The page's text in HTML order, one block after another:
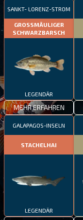
SANKT- LORENZ-STROM
GROSSMÄULIGER
SCHWARZBARSCH
LEGENDÄR
MEHR ERFAHREN
GALAPAGOS-INSELN
STACHELHAI
LEGENDÄR